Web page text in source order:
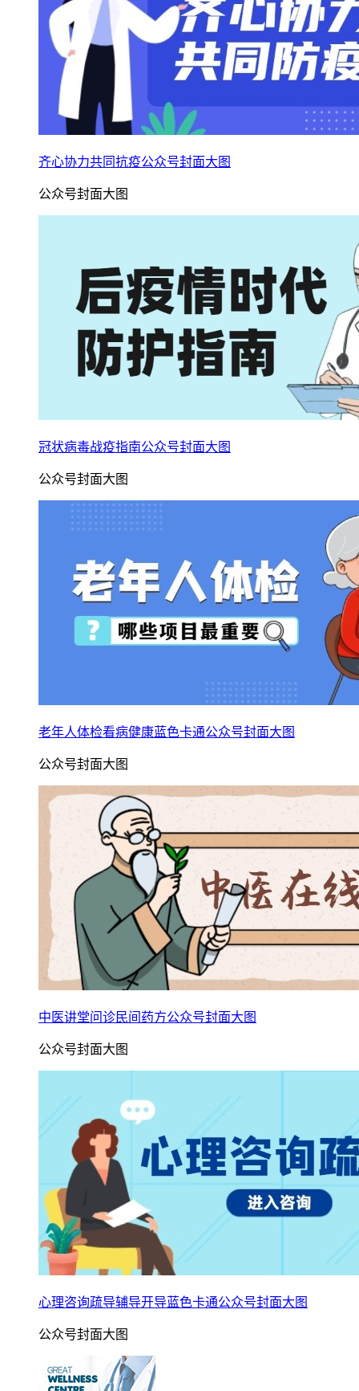
齐心协力共同抗疫公众号封面大图
公众号封面大图
冠状病毒战疫指南公众号封面大图
公众号封面大图
老年人体检看病健康蓝色卡通公众号封面大图
公众号封面大图
中医讲堂问诊民间药方公众号封面大图
公众号封面大图
心理咨询疏导辅导开导蓝色卡通公众号封面大图
公众号封面大图